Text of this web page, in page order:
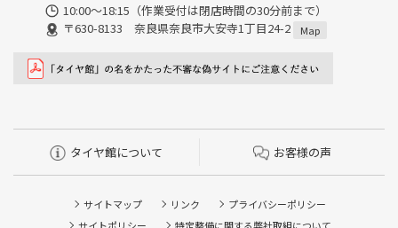
10:00～18:15（作業受付は閉店時間の30分前まで）
〒630-8133 奈良県奈良市大安寺1丁目24-2
Map
タイヤ館について お客様の声
サイトマップ リンク
プライバシーポリシー